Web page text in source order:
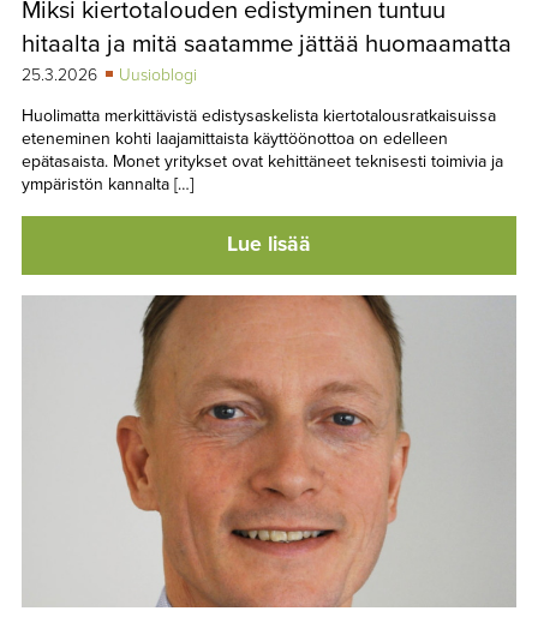
TAPAHTUMAT
YHTEYSTIEDOT
Miksi kiertotalouden edistyminen tuntuu
hitaalta ja mitä saatamme jättää huomaamatta
25.3.2026
Uusioblogi
Huolimatta merkittävistä edistysaskelista kiertotalousratkaisuissa
eteneminen kohti laajamittaista käyttöönottoa on edelleen
epätasaista. Monet yritykset ovat kehittäneet teknisesti toimivia ja
ympäristön kannalta […]
Lue lisää